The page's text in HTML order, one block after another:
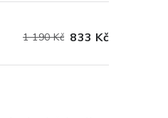
1 190 Kč 833 Kč